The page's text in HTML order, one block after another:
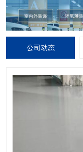
公司动态